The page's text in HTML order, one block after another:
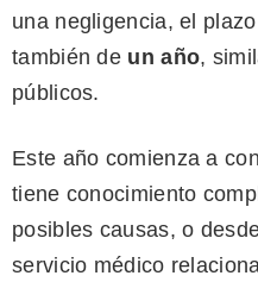
una negligencia, el
también de un año,
públicos.
Este año comienza a
tiene conocimiento
posibles causas, o
servicio médico